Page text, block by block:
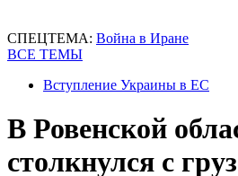
СПЕЦТЕМА: Война в Иране
ВСЕ ТЕМЫ
Вступление Украины в ЕС
В Ровенской
столкнулся с